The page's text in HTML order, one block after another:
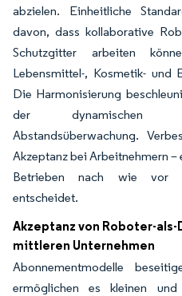
abzielen. Einheitliche
davon, dass kollaborative
Schutzgitter arbeiten
Lebensmittel-, Kosmetik- und
Die Harmonisierung
der dynamischen
Abstandsüberwachung.
Akzeptanz bei Arbeitnehmern
Betrieben nach wie vor
entscheidet.
Akzeptanz von Roboter-
mittleren Unternehmen
Abonnementmodelle
ermöglichen es kleinen